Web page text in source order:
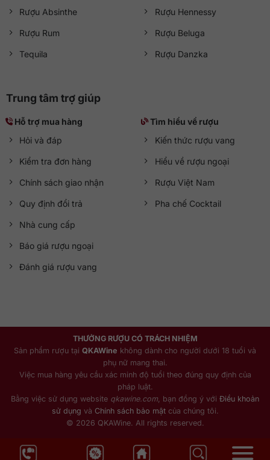
Rượu Absinthe
Rượu Rum
Tequila
Rượu Hennessy
Rượu Beluga
Rượu Danzka
Trung tâm trợ giúp
Hỗ trợ mua hàng
Hỏi và đáp
Kiểm tra đơn hàng
Chính sách giao nhận
Quy định đổi trả
Nhà cung cấp
Báo giá rượu ngoại
Đánh giá rượu vang
Tìm hiểu về rượu
Kiến thức rượu vang
Hiểu về rượu ngoại
Rượu Việt Nam
Pha chế Cocktail
THƯỞNG RƯỢU CÓ TRÁCH NHIỆM
Sản phẩm rượu tại QKAWine không dành cho người dưới 18 tuổi và
phụ nữ mang thai.
Việc mua hàng yêu cầu xác minh độ tuổi theo đúng quy định của
pháp luật.
Bằng việc sử dụng website qkawine.com , bạn đồng ý với Điều khoản
sử dụng và Chính sách bảo mậtcủa chúng tôi.
© 2026 QKAWine. All rights reserved.